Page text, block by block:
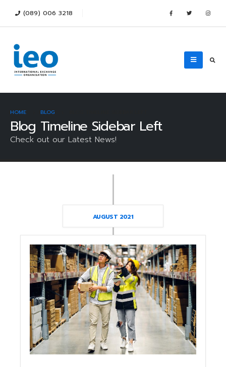
(089) 006 3218
HOME BLOG
Blog Timeline Sidebar Left
Check out our Latest News!
AUGUST 2021